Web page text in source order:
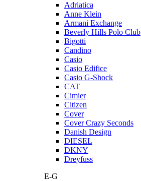
Adriatica
Anne Klein
Armani Exchange
Beverly Hills Polo Club
Bigotti
Candino
Casio
Casio Edifice
Casio G-Shock
CAT
Cimier
Citizen
Cover
Cover Crazy Seconds
Danish Design
DIESEL
DKNY
Dreyfuss
E-G